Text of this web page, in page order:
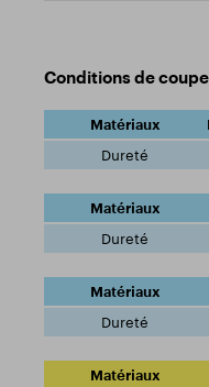
Conditions de coupe